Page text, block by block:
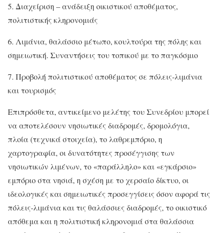
5. Διαχείριση – ανάδειξη οικιστικού αποθέματος,
πολιτιστικής κληρονομιάς
6. Λιμάνια, θαλάσσιο μέτωπο, κουλτούρα της πόλης και
σημειωτική. Συναντήσεις του τοπικού με το παγκόσμιο
7. Προβολή πολιτιστικού αποθέματος σε πόλεις-λιμάνια
και τουρισμός
Επιπρόσθετα, αντικείμενο μελέτης του Συνεδρίου μπορεί
να αποτελέσουν νησιωτικές διαδρομές, δρομολόγια,
πλοία (τεχνικά στοιχεία), το λαθρεμπόριο, η
χαρτογραφία, οι δυνατότητες προσέγγισης των
νησιωτικών λιμένων, το «παράλληλο» και «εγκάρσιο»
εμπόριο στα νησιά, η σχέση με το χερσαίο δίκτυο, οι
ιδεολογικές και σημειωτικές προσεγγίσεις όσον αφορά τις
πόλεις-λιμάνια και τις θαλάσσιες διαδρομές, το οικιστικό
απόθεμα και η πολιτιστική κληρονομιά στα θαλάσσια